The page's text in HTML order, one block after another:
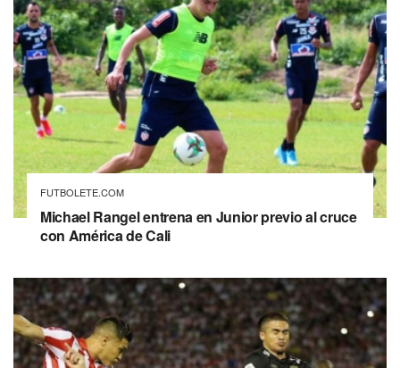
FUTBOLETE.COM
Michael Rangel entrena en Junior previo al cruce
con América de Cali